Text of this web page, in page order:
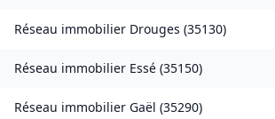
Réseau immobilier Drouges (35130)
Réseau immobilier Essé (35150)
Réseau immobilier Gaël (35290)